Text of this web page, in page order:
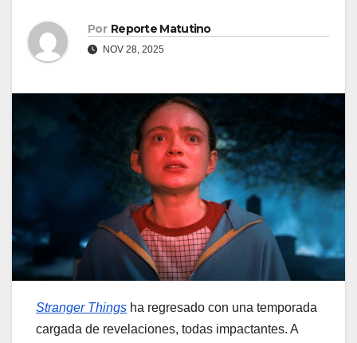
Por Reporte Matutino
NOV 28, 2025
Stranger Things ha regresado con una temporada
cargada de revelaciones, todas impactantes. A